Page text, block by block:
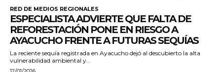
RED DE MEDIOS REGIONALES
ESPECIALISTA ADVIERTE QUE FALTA DE
REFORESTACIÓN PONE EN RIESGO A
AYACUCHO FRENTE A FUTURAS SEQUÍAS
La reciente sequía registrada en Ayacucho dejó al descubierto la alta
vulnerabilidad ambiental y...